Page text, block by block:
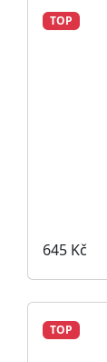
TOP
645 Kč
TOP